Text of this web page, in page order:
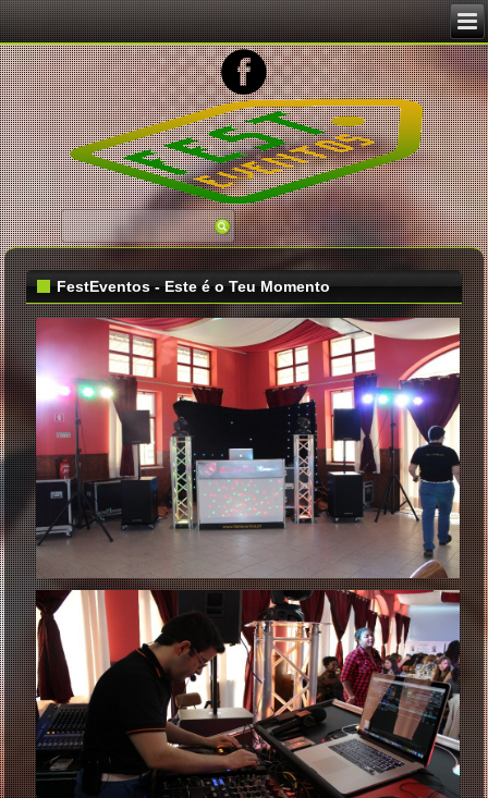
FestEventos - Este é o Teu Momento